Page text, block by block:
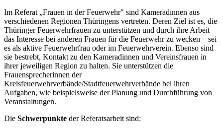
Im Referat „Frauen in der Feuerwehr" sind Kameradinnen aus
verschiedenen Regionen Thüringens vertreten. Deren Ziel ist es, die
Thüringer Feuerwehrfrauen zu unterstützen und durch ihre Arbeit
das Interesse bei anderen Frauen für die Feuerwehr zu wecken – sei
es als aktive Feuerwehrfrau oder im Feuerwehrverein. Ebenso sind
sie bestrebt, Kontakt zu den Kameradinnen und Vereinsfrauen in
ihrer jeweiligen Region zu halten. Sie unterstützen die
Frauensprecherinnen der
Kreisfeuerwehrverbände/Stadtfeuerwehrverbände bei ihren
Aufgaben, wie beispielsweise der Planung und Durchführung von
Veranstaltungen.
Die Schwerpunkte der Referatsarbeit sind: